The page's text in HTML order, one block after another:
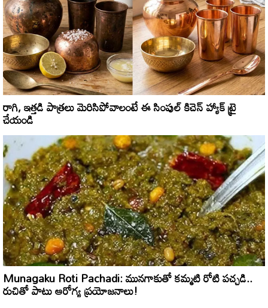
రాగి, ఇత్తడి పాత్రలు మెరిసిపోవాలంటే ఈ సింపుల్ కిచెన్ హ్యాక్ ట్రై
చేయండి
Munagaku Roti Pachadi: మునగాకుతో కమ్మటి రోటి పచ్చడి..
రుచితో పాటు ఆరోగ్య ప్రయోజనాలు!